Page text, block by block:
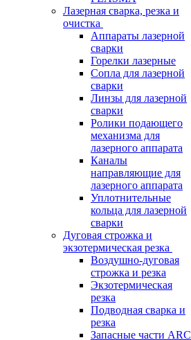
Лазерная сварка, резка и
очистка
Аппараты лазерной
сварки
Горелки лазерные
Сопла для лазерной
сварки
Линзы для лазерной
сварки
Ролики подающего
механизма для
лазерного аппарата
Каналы
направляющие для
лазерного аппарата
Уплотнительные
кольца для лазерной
сварки
Дуговая строжка и
экзотермическая резка
Воздушно-дуговая
строжка и резка
Экзотермическая
резка
Подводная сварка и
резка
Запасные части ARC